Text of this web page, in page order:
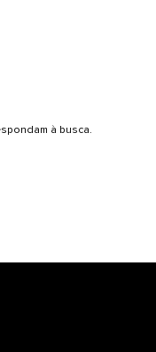
à busca.